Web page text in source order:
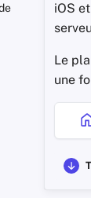
iOS
Le
une